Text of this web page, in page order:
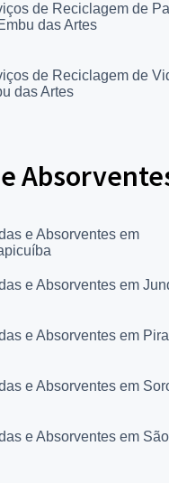
de Reciclagem de
das Artes
de Reciclagem de
das Artes
e Absorventes em
e Absorventes em
e Absorventes em
e Absorventes em
e Absorventes em